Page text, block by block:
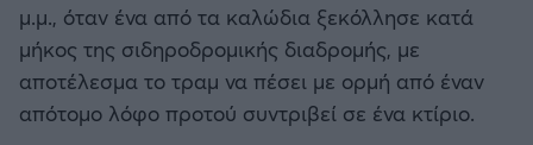
Μάντσεστερ Γιουνάιτεντ
Μάντσεστερ Σίτι
μ.μ., όταν ένα από τα καλώδια ξεκόλλησε κατά
μήκος της σιδηροδρομικής διαδρομής, με
αποτέλεσμα το τραμ να πέσει με ορμή από έναν
απότομο λόφο προτού συντριβεί σε ένα κτίριο.